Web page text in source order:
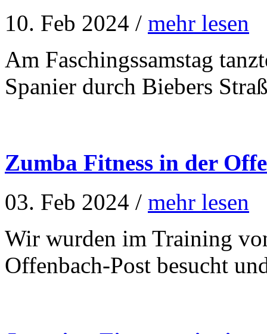
10. Feb 2024 / mehr lesen
Am Faschingssamstag
Spanier durch Biebers
Zumba Fitness in der
03. Feb 2024 / mehr lesen
Wir wurden im Training
Offenbach-Post besucht